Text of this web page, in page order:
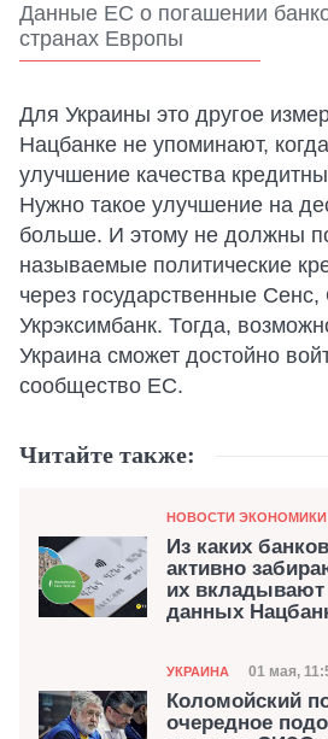
Данные ЕС о погашении
странах Европы
Для Украины это другое
Нацбанке не упоминают,
улучшение качества
Нужно такое улучшение на
больше. И этому не должны
называемые политические
через государственные
Укрэксимбанк. Тогда,
Украина сможет достойно
сообщество ЕС.
Читайте также:
Категория
НОВОСТИ ЭКОНОМИКИ
Из каких
активно
их
данных
Категория
УКРАИНА Дата
01 мая,
Коломойский
очередное